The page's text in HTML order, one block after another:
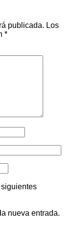
publicada. Los
*
nueva entrada.